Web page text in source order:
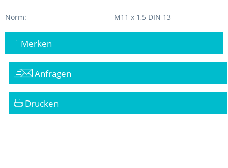
Norm: M11 x 1,5 DIN 13
Merken
Anfragen
Drucken